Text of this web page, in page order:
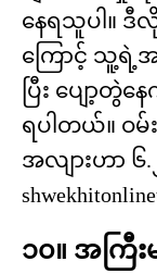
နေရသူပါ။ ဒီ
ကြောင့် သူ့ရဲ့
ပြီး ပျော့
ရပါတယ်။ ဝ
အလျားဟာ
၁၀။ အကြီး